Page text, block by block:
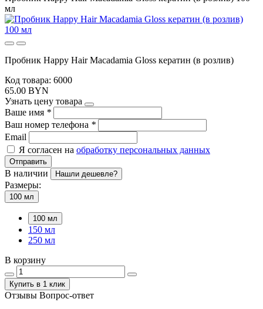
мл
Пробник Happy Hair Macadamia Gloss кератин (в розлив)
Код товара: 6000
65.00 BYN
Узнать цену товара
Ваше имя *
Ваш номер телефона *
Email
Я согласен на обработку персональных данных
Отправить
В наличии Нашли дешевле?
Размеры:
100 мл
100 мл
150 мл
250 мл
В корзину
Купить в 1 клик
Отзывы Вопрос-ответ